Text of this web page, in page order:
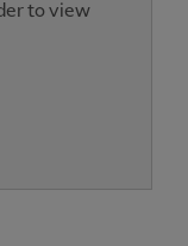
to view